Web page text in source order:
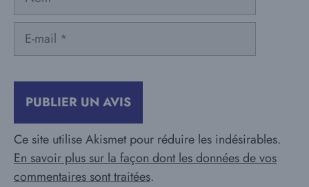
Ce site utilise Akismet pour réduire les indésirables.
En savoir plus sur la façon dont les données de vos
commentaires sont traitées.